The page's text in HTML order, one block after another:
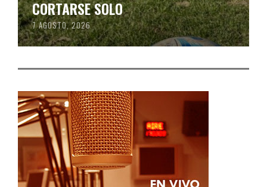
CORTARSE SOLO
7 AGOSTO, 2026